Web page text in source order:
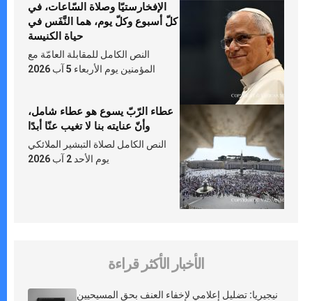
الإفخارستيّا وصلاة السّاعات، في
كلّ أسبوع وكلّ يوم، هما النَّفَس في
حياة الكنيسة
النص الكامل للمقابلة العامّة مع
المؤمنين يوم الأربعاء 5 آب 2026
عطاء الرّبّ يسوع هو عطاء شامل،
وأنّ عنايته بنا لا تغيب عنّا أبدًا
النص الكامل لصلاة التبشير الملائكي
يوم الأحد 2 آب 2026
الأخبار الأكثر قراءة
نيجيريا: تضليل إعلامي لإخفاء العنف بحق المسيحيين